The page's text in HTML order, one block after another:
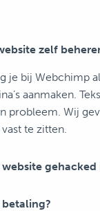
zelf
je bij Webchimp
aanmaken.
probleem. Wij
te zitten.
gehacked
betaling?